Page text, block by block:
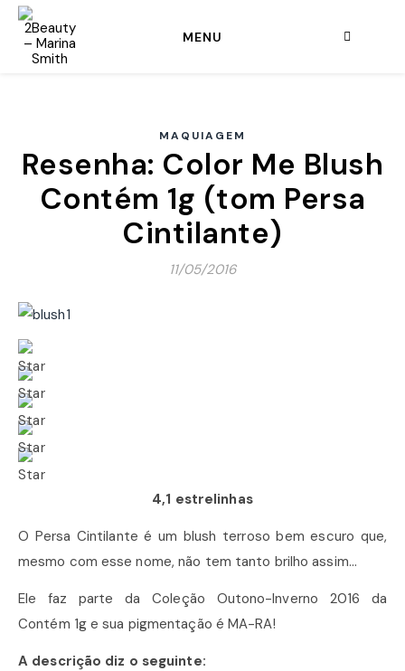
MENU
MAQUIAGEM
Resenha: Color Me Blush
Contém 1g (tom Persa
Cintilante)
11/05/2016
4,1 estrelinhas
O Persa Cintilante é um blush terroso bem escuro que,
mesmo com esse nome, não tem tanto brilho assim…
Ele faz parte da Coleção Outono-Inverno 2016 da
Contém 1g e sua pigmentação é MA-RA!
A descrição diz o seguinte: